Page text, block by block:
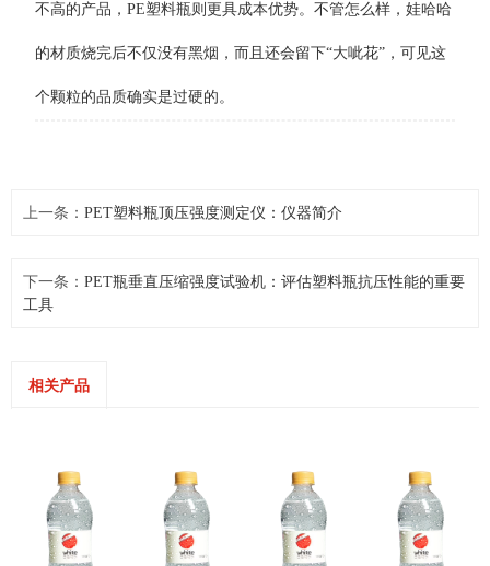
不高的产品，PE塑料瓶则更具成本优势。不管怎么样，娃哈哈
的材质烧完后不仅没有黑烟，而且还会留下“大呲花”，可见这
个颗粒的品质确实是过硬的。
上一条： PET塑料瓶顶压强度测定仪：仪器简介
下一条： PET瓶垂直压缩强度试验机：评估塑料瓶抗压性能的重要
工具
相关产品